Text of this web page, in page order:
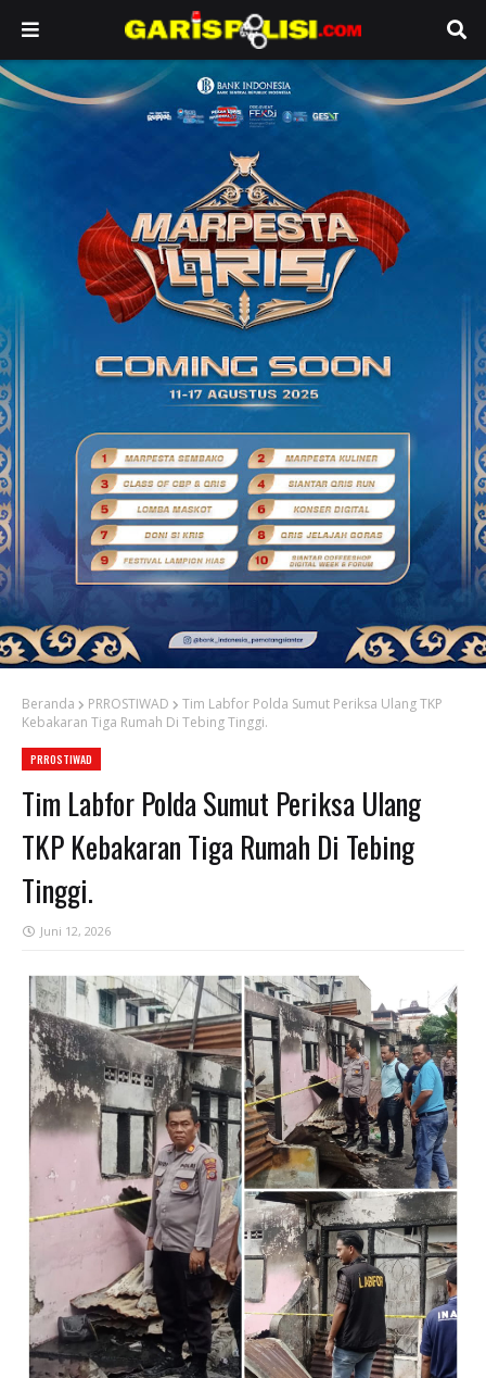
Beranda PRROSTIWAD
Tim Labfor Polda Sumut Periksa Ulang TKP
Kebakaran Tiga Rumah Di Tebing Tinggi.
PRROSTIWAD
Tim Labfor Polda Sumut Periksa Ulang
TKP Kebakaran Tiga Rumah Di Tebing
Tinggi.
Juni 12, 2026